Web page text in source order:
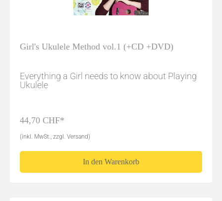
Girl's Ukulele Method vol.1 (+CD +DVD)
Everything a Girl needs to know about Playing
Ukulele
44,70 CHF*
(inkl. MwSt., zzgl. Versand)
In den Warenkorb